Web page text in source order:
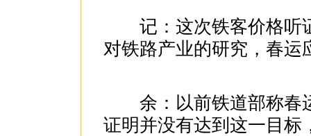
记：这次铁客价格听
对铁路产业的研究，春运
余：以前铁道部称春运
证明并没有达到这一目标